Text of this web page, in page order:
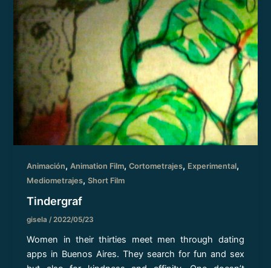
Animación,Animation Film,Cortometrajes, Experimental,
Mediometrajes,Short Film
Tindergraf
gisela/2022/05/23
Women in their thirties meet men through dating
apps in Buenos Aires. They search for fun and sex